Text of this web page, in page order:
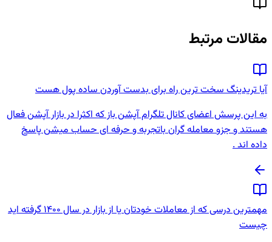
مقالات مرتبط
آیا تریدینگ سخت ترین راه برای بدست آوردن ساده پول هست
به این پرسش اعضای کانال تلگرام آپشن باز که اکثرا در بازار آپشن فعال
هستند و جزو معامله گران باتجربه و حرفه ای حساب میشن پاسخ
داده اند .
مهمترین درسی که از معاملات خودتان یا از بازار در سال 1400 گرفته اید
چیست